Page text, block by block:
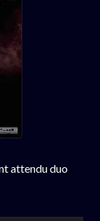
attendu duo